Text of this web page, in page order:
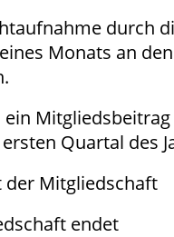
durch
Monats an
ein
Quartal des
der Mitgliedschaft
endet